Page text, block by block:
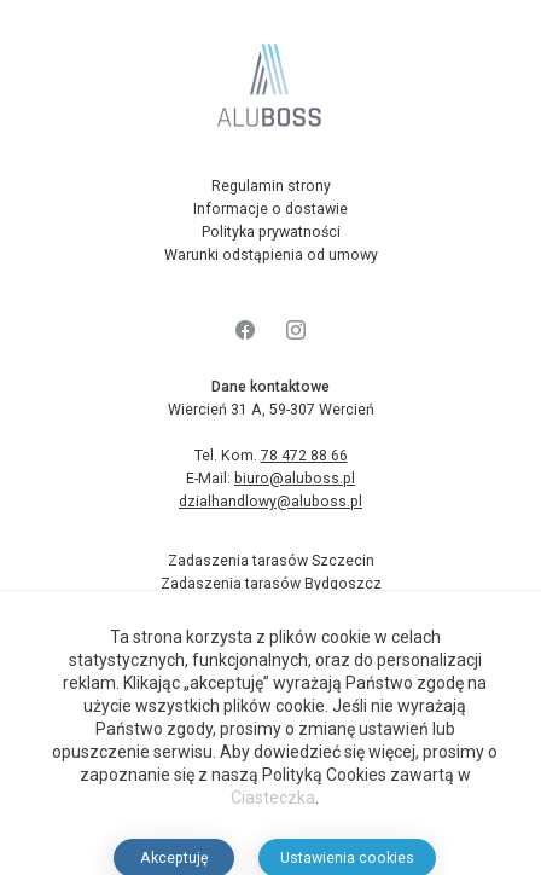
Regulamin strony
Informacje o dostawie
Polityka prywatności
Warunki odstąpienia od umowy
Dane kontaktowe
Wiercień 31 A, 59-307 Wercień
Tel. Kom. 78 472 88 66
E-Mail: biuro@aluboss.pl
dzialhandlowy@aluboss.pl
Zadaszenia tarasów Szczecin
Zadaszenia tarasów Bydgoszcz
Zadaszenia tarasów Kraków
Zadaszenia tarasów Łódź
Zadaszenia tarasów pomorskie
Zadaszenia tarasów Poznań
Zadaszenia tarasów Wrocław
Zadaszenia tarasów Śląsk
Ta strona korzysta z plików cookie w celach
statystycznych, funkcjonalnych, oraz do personalizacji
reklam. Klikając „akceptuję” wyrażają Państwo zgodę na
użycie wszystkich plików cookie. Jeśli nie wyrażają
Państwo zgody, prosimy o zmianę ustawień lub
opuszczenie serwisu. Aby dowiedzieć się więcej, prosimy o
zapoznanie się z naszą Polityką Cookies zawartą w
Ciasteczka.
Akceptuję Ustawienia cookies